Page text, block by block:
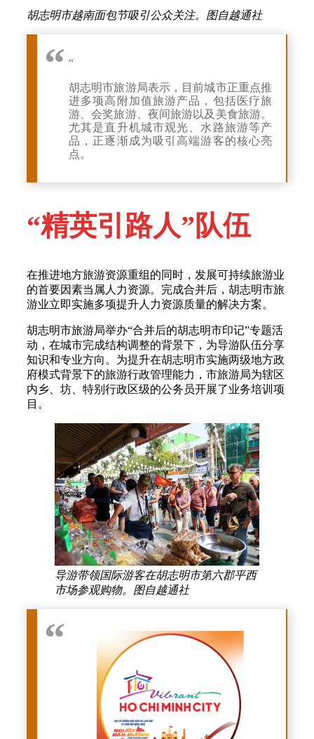
胡志明市越南面包节吸引公众关注。图自越通社
“
胡志明市旅游局表示，目前城市正重点推
进多项高附加值旅游产品，包括医疗旅
游、会奖旅游、夜间旅游以及美食旅游。
尤其是直升机城市观光、水路旅游等产
品，正逐渐成为吸引高端游客的核心亮
点。
“精英引路人”队伍
在推进地方旅游资源重组的同时，发展可持续旅游业
的首要因素当属人力资源。完成合并后，胡志明市旅
游业立即实施多项提升人力资源质量的解决方案。
胡志明市旅游局举办“合并后的胡志明市印记”专题活
动，在城市完成结构调整的背景下，为导游队伍分享
知识和专业方向。为提升在胡志明市实施两级地方政
府模式背景下的旅游行政管理能力，市旅游局为辖区
内乡、坊、特别行政区级的公务员开展了业务培训项
目。
导游带领国际游客在胡志明市第六郡平西
市场参观购物。图自越通社